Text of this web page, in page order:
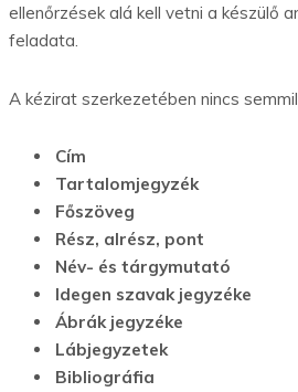
ellenőrzések alá kell vetni a készülő
feladata.
A kézirat szerkezetében nincs
Cím
Tartalomjegyzék
Főszöveg
Rész, alrész, pont
Név- és tárgymutató
Idegen szavak jegyzéke
Ábrák jegyzéke
Lábjegyzetek
Bibliográfia